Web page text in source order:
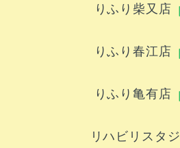
りふり柴又店
りふり春江店
りふり亀有店
リハビリスタ